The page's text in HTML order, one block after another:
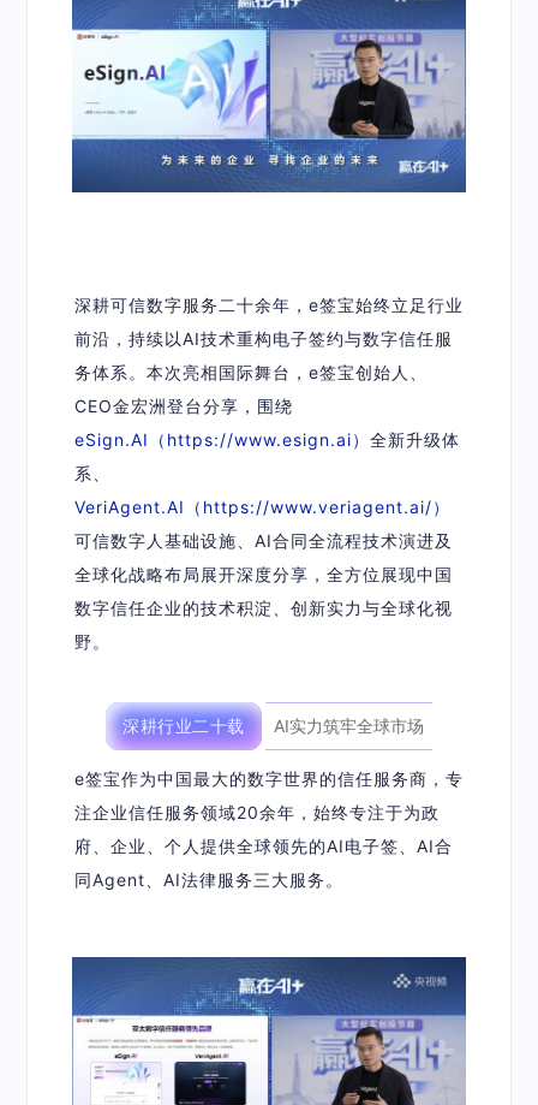
深耕可信数字服务二十余年，e签宝始终立足行业
前沿，持续以AI技术重构电子签约与数字信任服
务体系。本次亮相国际舞台，e签宝创始人、
CEO金宏洲登台分享，围绕
eSign.AI（ https://www.esign.ai） 全新升级体
系、
VeriAgent.AI（ https://www.veriagent.ai/）
可信数字人基础设施、AI合同全流程技术演进及
全球化战略布局 展开深度分享，全方位展现中国
数字信任企业的技术积淀、创新实力与全球化视
野。
深耕行业二十载 AI实力筑牢全球市场
e签宝作为中国最大的数字世界的信任服务商，专
注企业信任服务领域20余年，始终专注于为政
府、企业、个人提供全球领先的AI电子签、AI合
同Agent、AI法律服务三大服务。